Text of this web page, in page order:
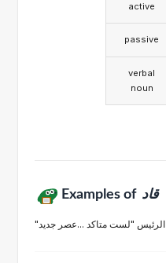
active
passive
verbal
noun
Examples of قاد
" الرئيس "لست متاكد ...عصر جديد